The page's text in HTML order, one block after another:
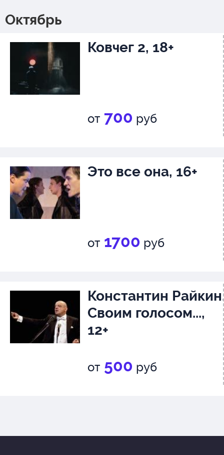
Октябрь
Ковчег 2, 18+
от 700 руб
Это все она, 16+
от 1700 руб
Константин
Своим голосом...,
12+
от 500 руб